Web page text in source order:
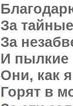
За
За
И пылкие
Они, как
Горят в